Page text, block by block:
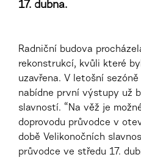
17. dubna.
Radniční budova
rekonstrukcí, kvůli které
uzavřena. V letošní
nabídne první výstupy už
slavností. “Na věž je
doprovodu průvodce v
době Velikonočních
průvodce ve středu 17.